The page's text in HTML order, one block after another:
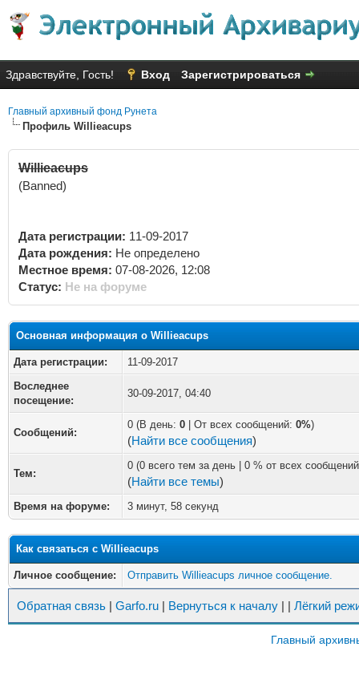
Здравствуйте, Гость! Вход Зарегистрироваться
Главный архивный фонд Рунета
Профиль Willieacups
Willieacups
(Banned)
Дата регистрации: 11-09-2017
Дата рождения: Не определено
Местное время: 07-08-2026, 12:08
Статус: Не на форуме
Основная информация о Willieacups
Дата регистрации:
11-09-2017
Воследнее
посещение:
30-09-2017, 04:40
Сообщений:
0 (В день: 0 | От всех сообщений: 0%)
(Найти все сообщения)
Тем:
0 (0 всего тем за день | 0 % от всех
(Найти все темы)
Время на форуме: 3 минут, 58 секунд
Как связаться с Willieacups
Личное сообщение: Отправить Willieacups личное сообщение.
Обратная связь | Garfo.ru | Вернуться к началу | | Лёгкий
Главный